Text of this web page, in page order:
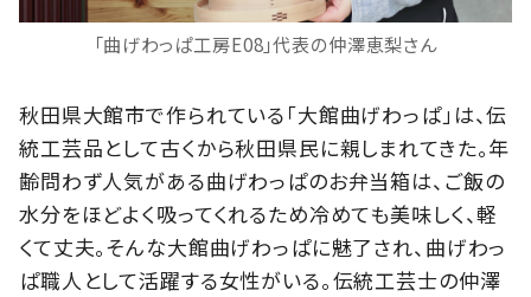
「曲げわっぱ工房E08」代表の仲澤恵梨さん
秋田県大館市で作られている「大館曲げわっぱ」は、伝
統工芸品として古くから秋田県民に親しまれてきた。年
齢問わず人気がある曲げわっぱのお弁当箱は、ご飯の
水分をほどよく吸ってくれるため冷めても美味しく、軽
くて丈夫。そんな大館曲げわっぱに魅了され、曲げわっ
ぱ職人として活躍する女性がいる。伝統工芸士の仲澤